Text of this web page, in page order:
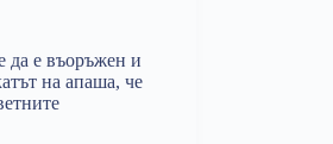
да е въоръжен и
на апаша, че